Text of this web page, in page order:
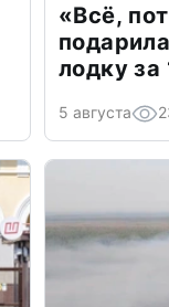
«Всё,
лодку за
5 августа